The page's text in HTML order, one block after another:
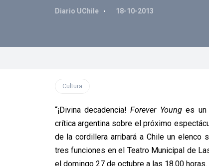
Diario UChile 18-10-2013
Cultura
“¡Divina decadencia!Forever Younges un
crítica argentina sobre el próximo
de la cordillera arribará a Chile un elenco
tres funciones en el Teatro Municipal de
el domingo 27 de octubre a las 18.00 horas.